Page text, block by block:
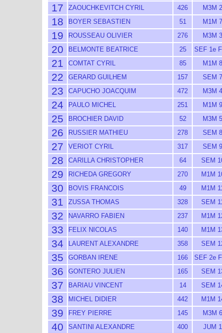
17 ZAOUCHKEVITCH CYRIL 426 M3M 2
18 BOYER SEBASTIEN 51 M1M 7
19 ROUSSEAU OLIVIER 276 M3M 3
20 BELMONTE BEATRICE 25 SEF 1e
21 COMTAT CYRIL 85 M1M 8
22 GERARD GUILHEM 157 SEM 7
23 CAPUCHO JOACQUIM 472 M3M 4
24 PAULO MICHEL 251 M1M 9
25 BROCHIER DAVID 52 M3M 5
26 RUSSIER MATHIEU 278 SEM 8
27 VERIOT CYRIL 317 SEM 9
28 CARILLA CHRISTOPHER 64 SEM
29 RICHEDA GREGORY 270 M1M
30 BOVIS FRANCOIS 49 M1M
31 ZUSSA THOMAS 328 SEM
32 NAVARRO FABIEN 237 M1M
33 FELIX NICOLAS 140 M1M
34 LAURENT ALEXANDRE 358 SEM
35 GORBAN IRENE 166 SEF 2e
36 GONTERO JULIEN 165 SEM
37 BARIAU VINCENT 14 SEM
38 MICHEL DIDIER 442 M1M
39 FREY PIERRE 145 M3M 6
40 SANTINI ALEXANDRE 400 JUM 1